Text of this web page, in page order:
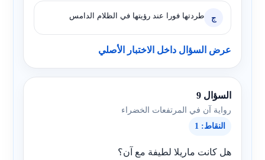
ج طردتها فورا عند رؤيتها في الظلام الدامس
عرض السؤال داخل الاختبار الأصلي
السؤال 9
رواية آن في المرتفعات الخضراء
النقاط: 1
هل كانت ماريلا لطيفة مع آن؟